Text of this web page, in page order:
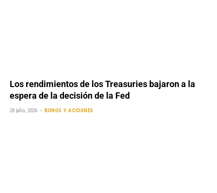
Los rendimientos de los Treasuries bajaron a la
espera de la decisión de la Fed
28 julio, 2026 BONOS Y ACCIONES